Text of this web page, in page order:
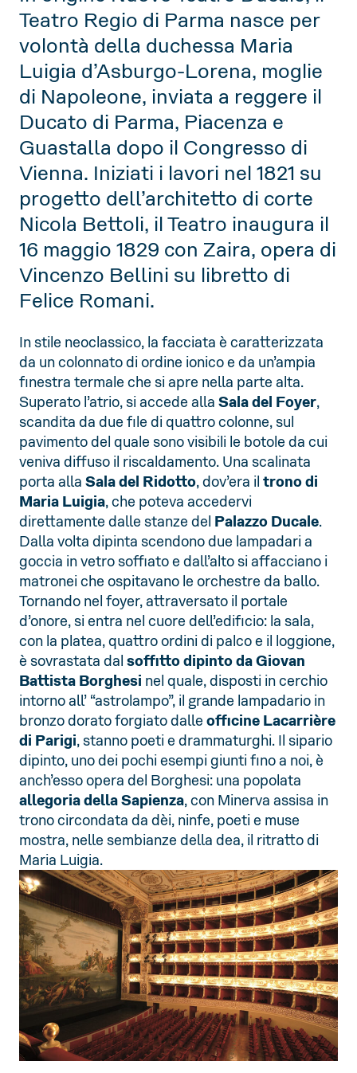
Teatro Regio di Parma nasce per
volontà della duchessa Maria
Luigia d’Asburgo-Lorena, moglie
di Napoleone, inviata a reggere il
Ducato di Parma, Piacenza e
Guastalla dopo il Congresso di
Vienna. Iniziati i lavori nel 1821 su
progetto dell’architetto di corte
Nicola Bettoli, il Teatro inaugura il
16 maggio 1829 con Zaira, opera di
Vincenzo Bellini su libretto di
Felice Romani.
In stile neoclassico, la facciata è caratterizzata
da un colonnato di ordine ionico e da un’ampia
finestra termale che si apre nella parte alta.
Superato l’atrio, si accede alla Sala del Foyer,
scandita da due file di quattro colonne, sul
pavimento del quale sono visibili le botole da cui
veniva diffuso il riscaldamento. Una scalinata
porta alla Sala del Ridotto, dov’era il trono di
Maria Luigia, che poteva accedervi
direttamente dalle stanze del Palazzo Ducale.
Dalla volta dipinta scendono due lampadari a
goccia in vetro soffiato e dall’alto si affacciano i
matronei che ospitavano le orchestre da ballo.
Tornando nel foyer, attraversato il portale
d’onore, si entra nel cuore dell’edificio: la sala,
con la platea, quattro ordini di palco e il loggione,
è sovrastata dal soffitto dipinto da Giovan
Battista Borghesi nel quale, disposti in cerchio
intorno all’ “astrolampo”, il grande lampadario in
bronzo dorato forgiato dalle officine Lacarrière
di Parigi, stanno poeti e drammaturghi. Il sipario
dipinto, uno dei pochi esempi giunti fino a noi, è
anch’esso opera del Borghesi: una popolata
allegoria della Sapienza, con Minerva assisa in
trono circondata da dèi, ninfe, poeti e muse
mostra, nelle sembianze della dea, il ritratto di
Maria Luigia.